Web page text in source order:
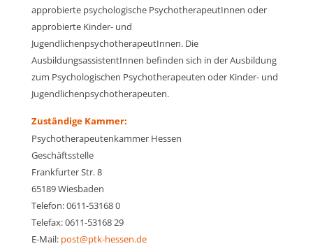
approbierte psychologische PsychotherapeutInnen oder
approbierte Kinder- und
JugendlichenpsychotherapeutInnen. Die
AusbildungsassistentInnen befinden sich in der Ausbildung
zum Psychologischen Psychotherapeuten oder Kinder- und
Jugendlichenpsychotherapeuten.
Zuständige Kammer:
Psychotherapeutenkammer Hessen
Geschäftsstelle
Frankfurter Str. 8
65189 Wiesbaden
Telefon: 0611-53168 0
Telefax: 0611-53168 29
E-Mail: post@ptk-hessen.de